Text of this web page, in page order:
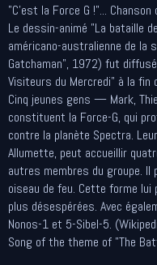
"C'est la Force G !"...
Le dessin-animé "La bataille
américano-australienne de la
Gatchaman", 1972) fut
Visiteurs du Mercredi" à la fin
Cinq jeunes gens — Mark,
constituent la Force-G, qui
contre la planète Spectra.
Allumette, peut accueillir
autres membres du groupe. Il
oiseau de feu. Cette forme
plus désespérées. Avec
Nonos-1 et 5-Sibel-5.
Song of the theme of "The